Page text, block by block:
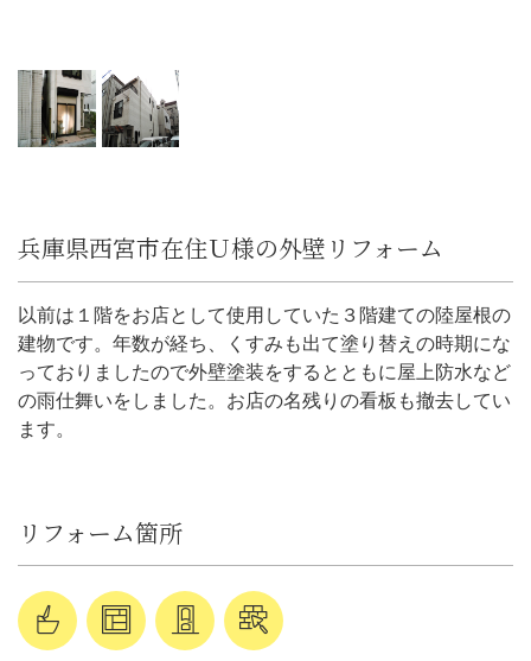
兵庫県西宮市在住Ｕ様の外壁リフォーム
以前は１階をお店として使用していた３階建ての陸屋根の
建物です。年数が経ち、くすみも出て塗り替えの時期にな
っておりましたので外壁塗装をするとともに屋上防水など
の雨仕舞いをしました。お店の名残りの看板も撤去してい
ます。
リフォーム箇所